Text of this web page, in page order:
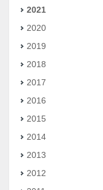
2021
2020
2019
2018
2017
2016
2015
2014
2013
2012